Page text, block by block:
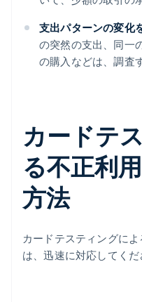
支出パターンの変化
の突然の支出、同一
の購入などは、調査
カードテ
る不正利
方法
カードテスティングに
は、迅速に対応してくだ